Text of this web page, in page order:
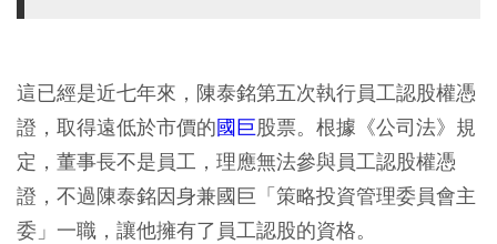
這已經是近七年來，陳泰銘第五次執行員工認股權憑
證，取得遠低於市價的國巨股票。根據《公司法》規
定，董事長不是員工，理應無法參與員工認股權憑
證，不過陳泰銘因身兼國巨「策略投資管理委員會主
委」一職，讓他擁有了員工認股的資格。